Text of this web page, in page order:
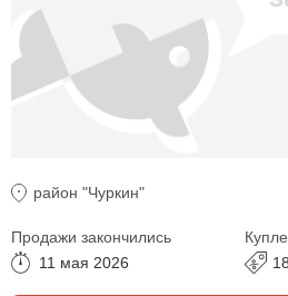
район "Чуркин"
Продажи закончились
11 мая 2026